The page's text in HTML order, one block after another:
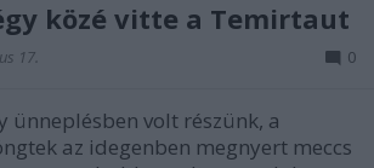
közé vitte a Temirtaut
17. 0
ünneplésben volt részünk, a
az idegenben megnyert meccs